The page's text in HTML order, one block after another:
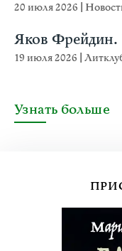
20 июля 2026
Яков Фрейдин.
19 июля 2026
Узнать больше